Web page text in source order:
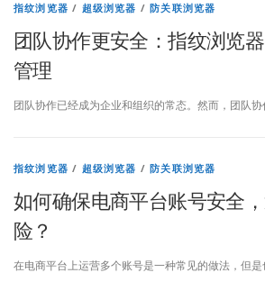
纹
浏
览
器
助
您
指纹浏览器 / 超级浏览器 /防关联浏览器
团队协作更安全：指纹浏览
管理
团队协作已经成为企业和组织的常态。然而，团队
指纹浏览器 / 超级浏览器 /防关联浏览器
如何确保电商平台账号安全
险？
在电商平台上运营多个账号是一种常见的做法，但